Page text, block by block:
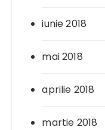
iunie 2018
mai 2018
aprilie 2018
martie 2018